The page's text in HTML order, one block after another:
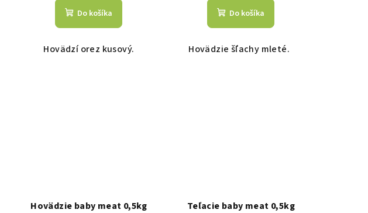
Do košíka
Hovädzí orez kusový.
Do košíka
Hovädzie šľachy mleté.
Hovädzie baby meat 0,5kg Teľacie baby meat 0,5kg